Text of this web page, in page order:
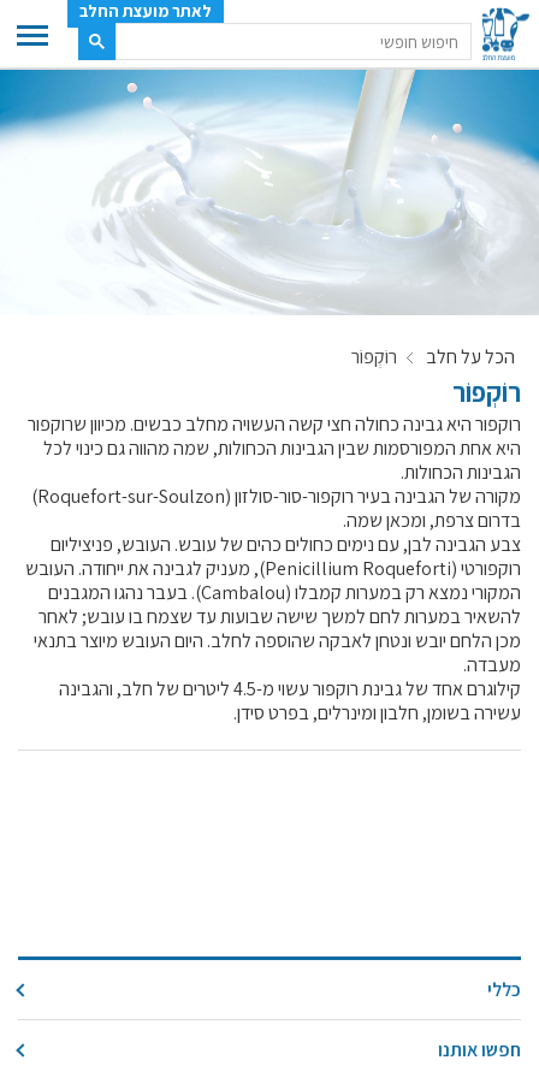
ענף החלב
מועצת החלב
משק החלב
תעשיית החלב
רשימת המחלבות
לאתר יצרני החלב
מחלקות המועצה, עיקרי עיסוקן
מפת הרפתות, הדירים והמחלבות
רשימת טלפונים – מועצת החלב
קול קורא ליצרנים חדשים – בקר / עיזים / כבשים
מכרזים
דרושים
זוכרים
צור קשר
שעת סיפור
ראיונות
ערוץ היו-טיוב שלנו
לאתר מועצת החלב
הכל על חלב רוֹקְפוֹר
רוֹקְפוֹר
רוקפור היא גבינה כחולה חצי קשה העשויה מחלב כבשים. מכיוון שרוקפור
היא אחת המפורסמות שבין הגבינות הכחולות, שמה מהווה גם כינוי לכל
הגבינות הכחולות.
מקורה של הגבינה בעיר רוקפור-סור-סולזון (Roquefort-sur-Soulzon)
בדרום צרפת, ומכאן שמה.
צבע הגבינה לבן, עם נימים כחולים כהים של עובש. העובש, פניציליום
רוקפורטי (Penicillium Roqueforti), מעניק לגבינה את ייחודה. העובש
המקורי נמצא רק במערות קמבלו (Cambalou). בעבר נהגו המגבנים
להשאיר במערות לחם למשך שישה שבועות עד שצמח בו עובש; לאחר
מכן הלחם יובש ונטחן לאבקה שהוספה לחלב. היום העובש מיוצר בתנאי
מעבדה.
קילוגרם אחד של גבינת רוקפור עשוי מ-4.5 ליטרים של חלב, והגבינה
עשירה בשומן, חלבון ומינרלים, בפרט סידן.
כללי
חפשו אותנו